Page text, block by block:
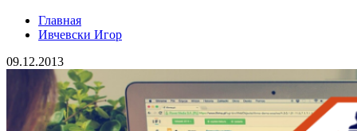
Главная
Ивчевски Игор
09.12.2013